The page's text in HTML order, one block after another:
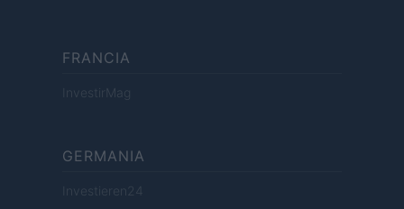
FRANCIA
InvestirMag
GERMANIA
Investieren24